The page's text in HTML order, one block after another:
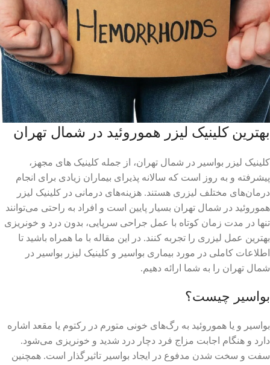
بهترین کلینیک لیزر هموروئید در شمال تهران
کلینیک لیزر بواسیر در شمال تهران، از جمله کلینیک های مجهز،
پیشرفته و به روز است که سالانه پذیرای بیماران زیادی برای انجام
درمان‌های مختلف لیزری هستند. هزینه‌های درمانی در کلینیک لیزر
هموروئید در شمال تهران بسیار پایین است و افراد به راحتی می‌توانند
تنها در مدت زمان کوتاه با عمل جراحی سرپایی، بدون درد و خونریزی
بهترین عمل لیزری را تجربه کنند. در این مقاله با ما همراه باشید تا
اطلاعات کاملی در مورد بیماری بواسیر و کلینیک لیزر بواسیر در
شمال تهران را به شما ارائه دهیم.
بواسیر چیست؟
بواسیر و یا هموروئید به رگ‌های خونی متورم در رکتوم یا مقعد اشاره
دارد و هنگام اجابت مزاج فرد دچار درد شدید و خونریزی می‌شود.
سفت و سخت شدن مدفوع در ایجاد بواسیر تاثیرگذار است. همچنین